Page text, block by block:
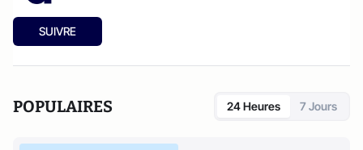
SUIVRE
POPULAIRES 24 Heures 7 Jours